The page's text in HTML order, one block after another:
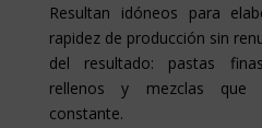
Resultan idóneos para
rapidez de producción sin
del resultado: pastas
rellenos y mezclas que
constante.